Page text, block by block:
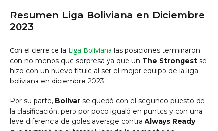
Resumen Liga Boliviana en Diciembre
2023
Con el cierre de la Liga Boliviana las posiciones terminaron
con no menos que sorpresa ya que un The Strongest se
hizo con un nuevo título al ser el mejor equipo de la liga
boliviana en diciembre 2023.
Por su parte, Bolívar se quedó con el segundo puesto de
la clasificación, pero por poco igualó en puntos y con una
leve diferencia de goles average contra Always Ready